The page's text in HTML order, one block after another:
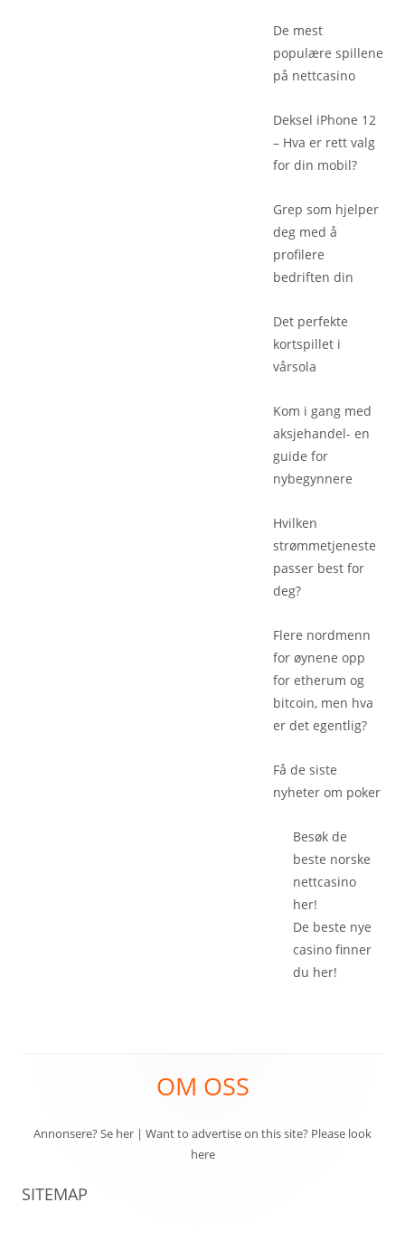
De mest
populære spillene
på nettcasino
Deksel iPhone 12
– Hva er rett valg
for din mobil?
Grep som hjelper
deg med å
profilere
bedriften din
Det perfekte
kortspillet i
vårsola
Kom i gang med
aksjehandel- en
guide for
nybegynnere
Hvilken
strømmetjeneste
passer best for
deg?
Flere nordmenn
for øynene opp
for etherum og
bitcoin, men hva
er det egentlig?
Få de siste
nyheter om poker
Besøk de
beste norske
nettcasino
her!
De beste nye
casino finner
du her!
OM OSS
Annonsere? Se her | Want to advertise on this site? Please look
here
SITEMAP